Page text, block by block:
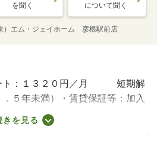
を聞く について聞く
）エム・ジェイホーム 彦根駅前店
ート：１３２０円／月 短期解
５年未満）・賃貸保証等：加入
須 初回保証料 月額総賃料の５
％）・鍵交換代：あり３３，０
利便性の高い設備です。・バイ
きを見る